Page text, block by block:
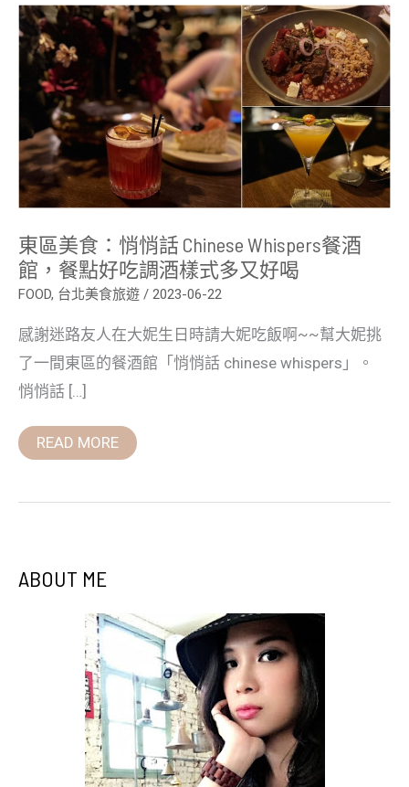
東區美食：悄悄話 Chinese Whispers餐酒
館，餐點好吃調酒樣式多又好喝
FOOD, 台北美食旅遊 / 2023-06-22
感謝迷路友人在大妮生日時請大妮吃飯啊~~幫大妮挑
了一間東區的餐酒館「悄悄話 chinese whispers」。
悄悄話 […]
東
區
美
食：
悄
悄
話
chinese
whispers
餐
酒
館，
餐
點
吃
調
酒
樣
又
好
喝
READ MORE
ABOUT ME